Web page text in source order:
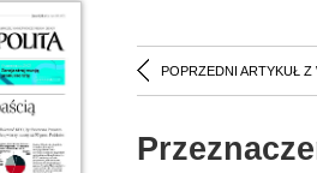
POPRZEDNI ARTYKUŁ Z